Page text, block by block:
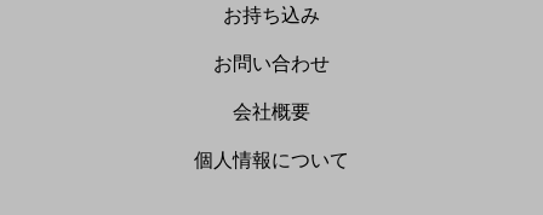
お持ち込み
お問い合わせ
会社概要
個人情報について